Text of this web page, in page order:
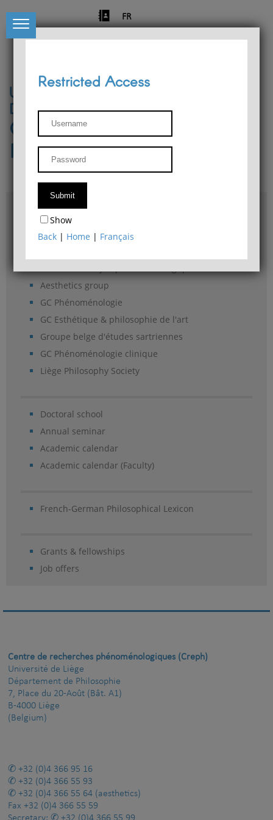
FR
University of Liège
Départment of Philosophy
Center for Phenomenological
Research
Access & maps
Philosophy Department Library
Aesthetics group
GC Phénoménologie
GC Esthétique & philosophie de l'art
Groupe belge d'études sartriennes
GC Phénoménologie clinique
Liège Philosophy Society
Doctoral school
Annual seminar
Academic calendar
Academic calendar (Faculty)
French-German Philosophical Lexicon
Grants & fellowships
Job offers
Restricted Access
Show
Back | Home | Français
Centre de recherches phénoménologiques (Creph)
Université de Liège
Département de Philosophie
7, Place du 20-Août (Bât. A1)
B-4000 Liège
(Belgium)
+32 (0)4 366 95 16
+32 (0)4 366 55 93
+32 (0)4 366 55 64 (aesthetics)
Fax +32 (0)4 366 55 59